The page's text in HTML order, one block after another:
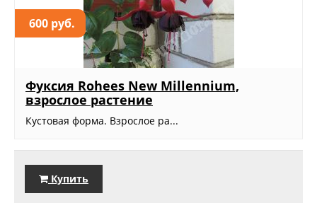
600 руб.
Фуксия Rohees New Millennium,
взрослое растение
Кустовая форма. Взрослое ра...
Купить